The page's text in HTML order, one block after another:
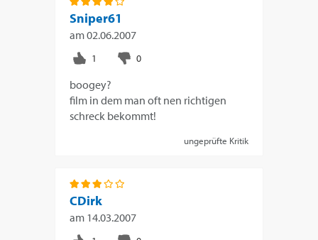
Sniper61
am02.06.2007
boogey?
film in dem man oft nen richtigen
schreck bekommt!
ungeprüfte Kritik
CDirk
am 14.03.2007